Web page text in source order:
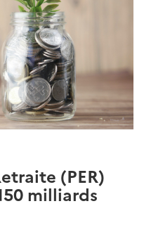
(PER)
milliards